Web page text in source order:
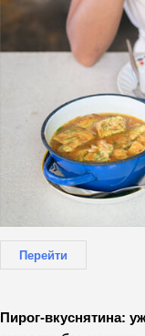
Перейти
Пирог-вкуснятина: